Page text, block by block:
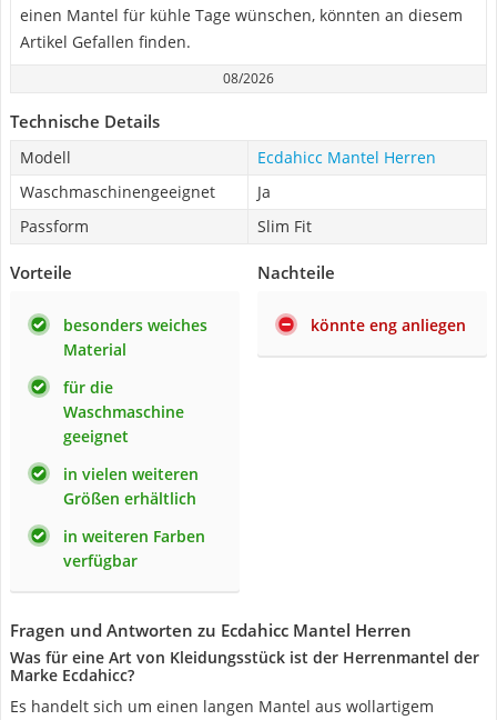
einen Mantel für kühle Tage wünschen, könnten an diesem
Artikel Gefallen finden.
08/2026
Technische Details
Modell
Ecdahicc Mantel Herren
Waschmaschinengeeignet
Ja
Passform
Slim Fit
Vorteile
besonders weiches
Material
für die
Waschmaschine
geeignet
in vielen weiteren
Größen erhältlich
in weiteren Farben
verfügbar
Nachteile
könnte eng anliegen
Fragen und Antworten zu Ecdahicc Mantel Herren
Was für eine Art von Kleidungsstück ist der Herrenmantel der
Marke Ecdahicc?
Es handelt sich um einen langen Mantel aus wollartigem